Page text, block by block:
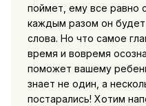
поймет, ему все равно
каждым разом он будет
слова. Но что самое
время и вовремя
поможет вашему
знает не один, а
постарались! Хотим